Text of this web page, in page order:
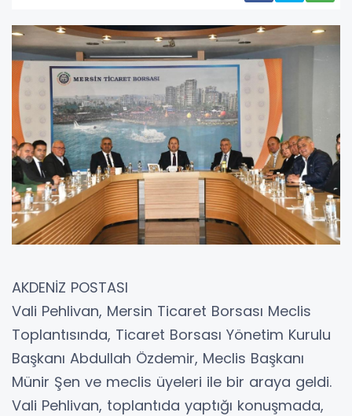
AKDENİZ POSTASI
Vali Pehlivan, Mersin Ticaret Borsası Meclis
Toplantısında, Ticaret Borsası Yönetim Kurulu
Başkanı Abdullah Özdemir, Meclis Başkanı
Münir Şen ve meclis üyeleri ile bir araya geldi.
Vali Pehlivan, toplantıda yaptığı konuşmada,